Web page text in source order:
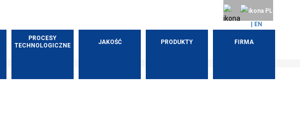
PL
| EN
PROCESY
TECHNOLOGICZNE
JAKOŚĆ PRODUKTY FIRMA